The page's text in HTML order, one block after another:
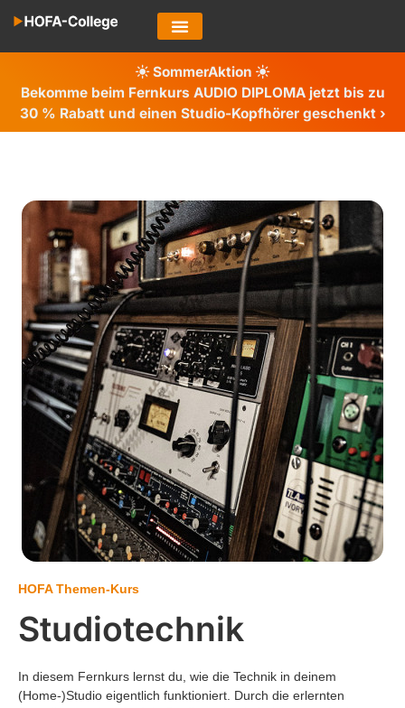
SommerAktion
Bekomme beim Fernkurs AUDIO DIPLOMA jetzt bis zu
30 % Rabatt und einen Studio-Kopfhörer geschenkt ›
HOFA Themen-Kurs
Studiotechnik
In diesem Fernkurs lernst du, wie die Technik in deinem
(Home-)Studio eigentlich funktioniert. Durch die erlernten